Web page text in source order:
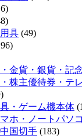
具 (49)
金貨・銀貨・記
株主優待券・テ
・ゲーム機本体
ホ・ノートパソ
国切手 (183)